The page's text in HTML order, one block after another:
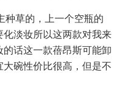
种草的，上一个空瓶的
淡妆所以这两款对我来
话这一款蓓昂斯可能卸
碗性价比很高，但是不